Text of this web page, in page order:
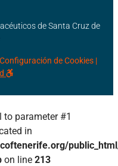
de Santa Cruz de
Configuración de Cookies |
to parameter #1
in
on line 213